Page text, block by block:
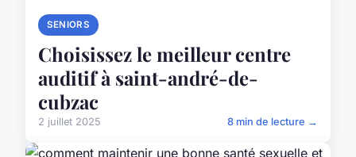
SENIORS
Choisissez le meilleur centre
auditif à saint-andré-de-
cubzac
2 juillet 2025 8 min de lecture →